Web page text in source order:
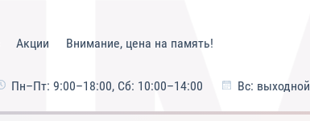
Акции Внимание, цена на память!
Пн–Пт: 9:00–18:00, Сб: 10:00–14:00 Вс: выходной